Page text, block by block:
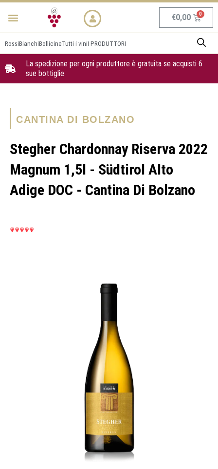
Vai
Menu €0,00
RossiBianchiBollicineTutti i viniI PRODUTTORI
La spedizione per ogni produttore è gratuita se acquisti 6
sue bottiglie
CANTINA DI BOLZANO
Stegher Chardonnay Riserva 2022
Magnum 1,5l - Südtirol Alto
Adige DOC - Cantina Di Bolzano